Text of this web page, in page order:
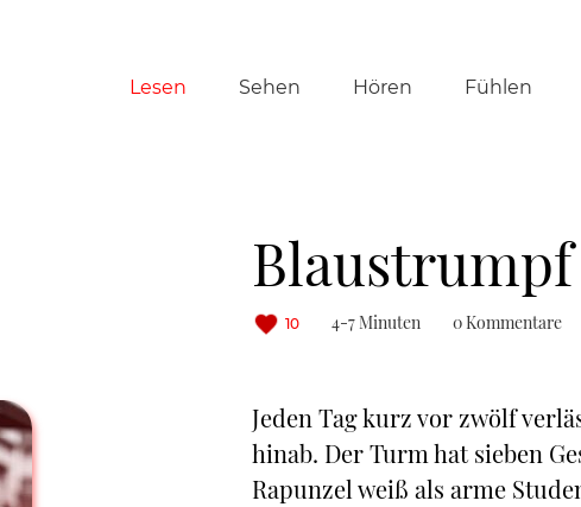
Navigation
Lesen Sehen Hören Fühlen
10 4-7 Minuten 0 Kommentare
Jeden Tag kurz vor zwölf
hinab. Der Turm hat sieben
Rapunzel weiß als arme